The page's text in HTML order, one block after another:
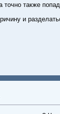
также
и